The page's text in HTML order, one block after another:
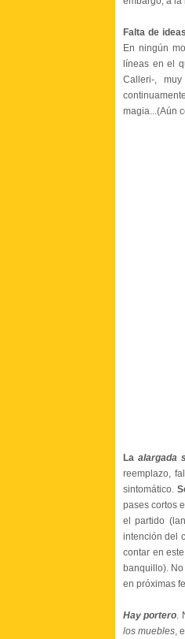
Falta de ideas
En ningún
líneas en el
Calleri-,
magia...(Aún
Laalargada
reemplazo,
sintomático.
pases cortos
el partido
intención del
contar en
banquillo).
en próximas
Hay portero.
los muebles,